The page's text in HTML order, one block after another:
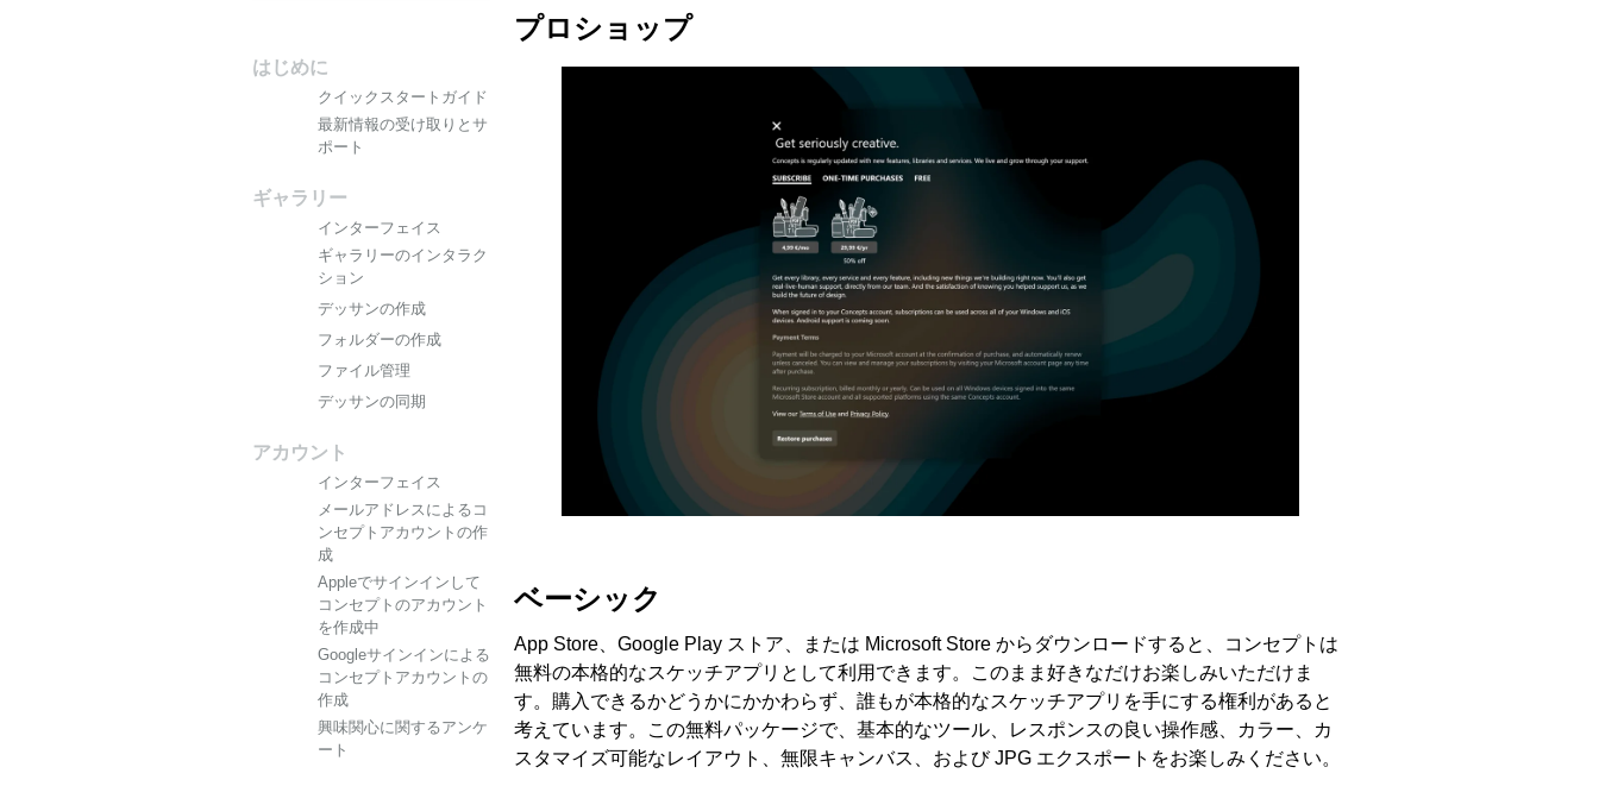
はじめに
クイックスタートガイド
最新情報の受け取りとサ
ポート
ギャラリー
インターフェイス
ギャラリーのインタラク
ション
デッサンの作成
フォルダーの作成
ファイル管理
デッサンの同期
アカウント
インターフェイス
メールアドレスによるコ
ンセプトアカウントの作
成
Appleでサインインして
コンセプトのアカウント
を作成中
Googleサインインによる
コンセプトアカウントの
作成
興味関心に関するアンケ
ート
プロショップ
ベーシック
App Store、Google Play ストア、または Microsoft Store からダウンロードすると、コンセプトは
無料の本格的なスケッチアプリとして利用できます。このまま好きなだけお楽しみいただけま
す。購入できるかどうかにかかわらず、誰もが本格的なスケッチアプリを手にする権利があると
考えています。この無料パッケージで、基本的なツール、レスポンスの良い操作感、カラー、カ
スタマイズ可能なレイアウト、無限キャンバス、および JPG エクスポートをお楽しみください。